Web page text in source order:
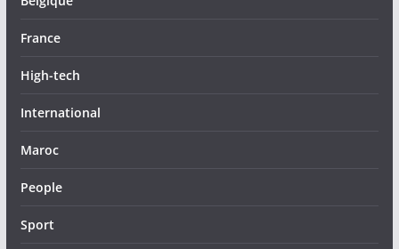
France
High-tech
International
Maroc
People
Sport